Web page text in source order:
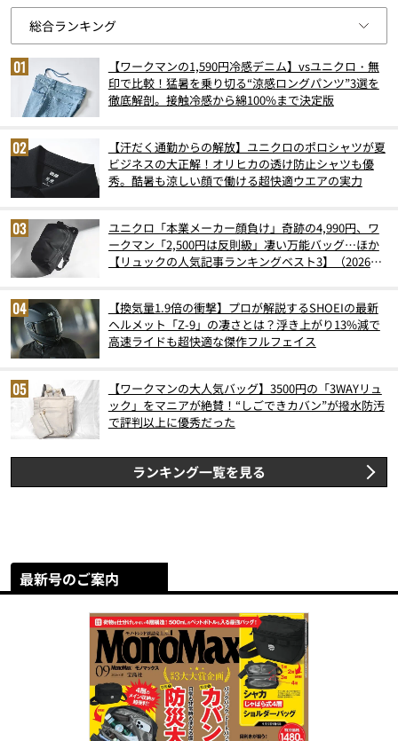
【ワークマンの1,590円冷感デニム】vsユニクロ・無
印で比較！猛暑を乗り切る“涼感ロングパンツ”3選を
徹底解剖。接触冷感から綿100%まで決定版
【汗だく通勤からの解放】ユニクロのポロシャツが夏
ビジネスの大正解！オリヒカの透け防止シャツも優
秀。酷暑も涼しい顔で働ける超快適ウエアの実力
ユニクロ「本業メーカー顔負け」奇跡の4,990円、ワ
ークマン「2,500円は反則級」凄い万能バッグ…ほか
【リュックの人気記事ランキングベスト3】（2026年
【換気量1.9倍の衝撃】プロが解説するSHOEIの最新
ヘルメット「Z-9」の凄さとは？浮き上がり13%減で
高速ライドも超快適な傑作フルフェイス
【ワークマンの大人気バッグ】3500円の「3WAYリュ
ック」をマニアが絶賛！“しごできカバン”が撥水防汚
で評判以上に優秀だった
ランキング一覧を見る
最新号のご案内